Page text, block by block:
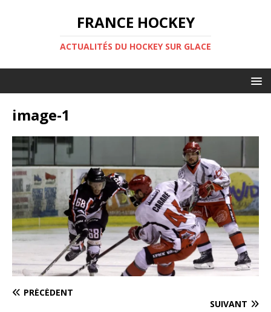
FRANCE HOCKEY
ACTUALITÉS DU HOCKEY SUR GLACE
image-1
PRÉCÉDENT
SUIVANT